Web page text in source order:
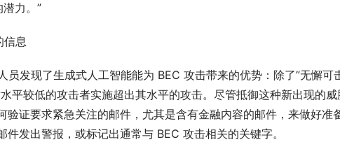
力。”
信息
发现了生成式人工智能能为 BEC 攻击带来的优势：除了”无懈可
平较低的攻击者实施超出其水平的攻击。尽管抵御这种新出现的威
验证要求紧急关注的邮件，尤其是含有金融内容的邮件，来做好准
发出警报，或标记出通常与 BEC 攻击相关的关键字。